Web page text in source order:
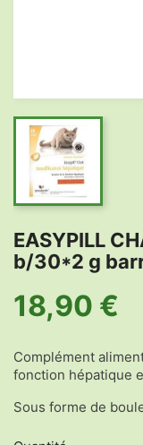
EASYPILL
b/30*2 g
18,90 €
Complément
fonction hépatique
Sous forme de